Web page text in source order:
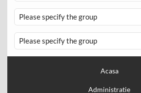
Please specify the group
Please specify the group
Acasa
Administratie